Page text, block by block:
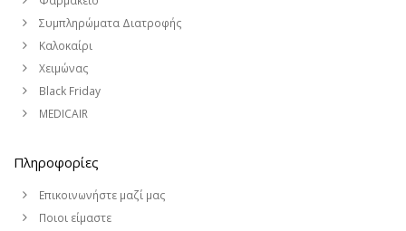
Συμπληρώματα Διατροφής
Καλοκαίρι
Χειμώνας
Black Friday
MEDICAIR
Πληροφορίες
Επικοινωνήστε μαζί μας
Ποιοι είμαστε